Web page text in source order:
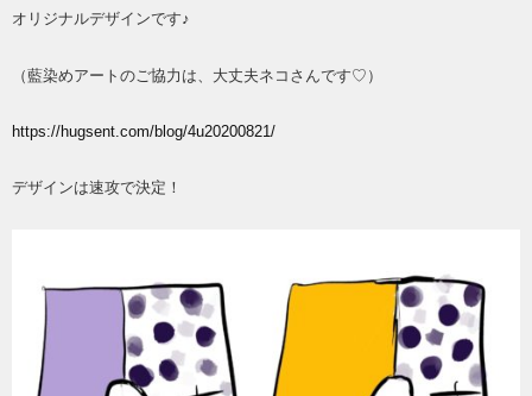
オリジナルデザインです♪
（藍染めアートのご協力は、大丈夫ネコさんです♡）
https://hugsent.com/blog/4u20200821/
デザインは速攻で決定！